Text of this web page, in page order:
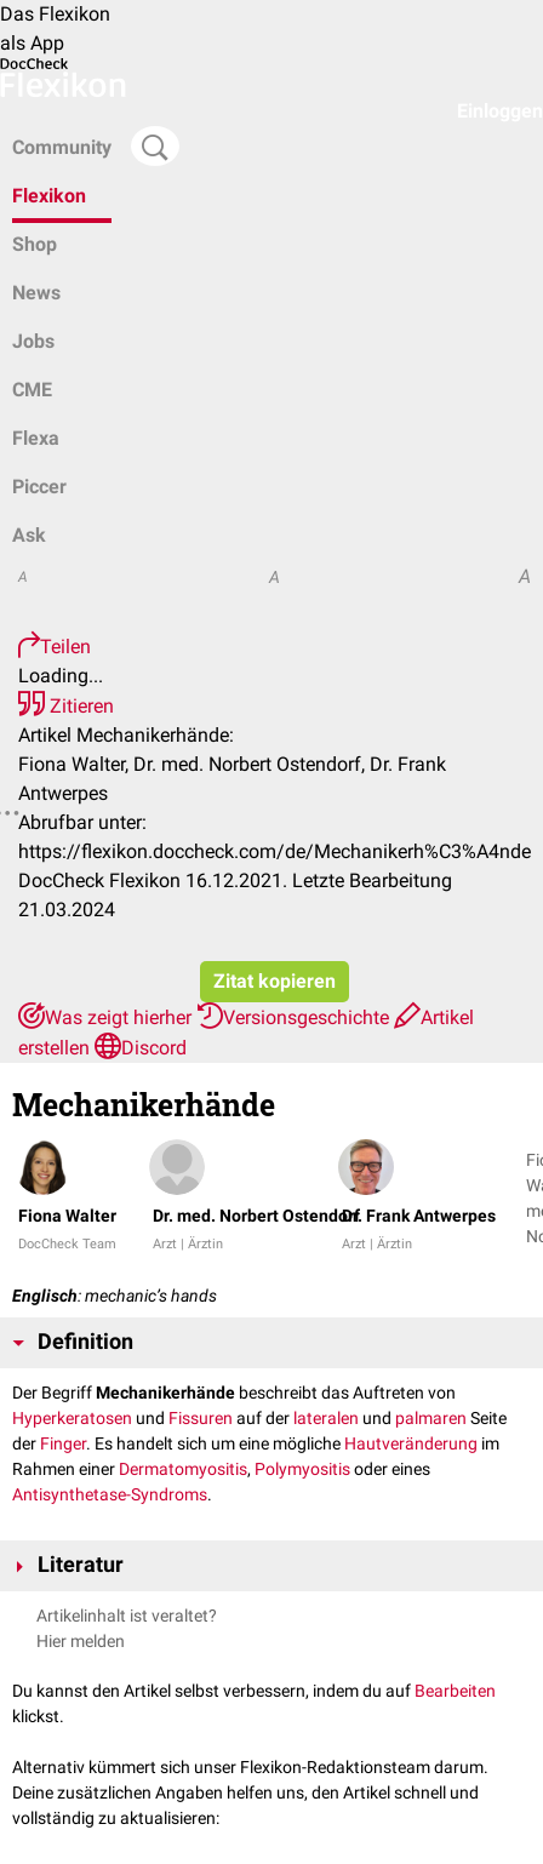
Das Flexikon
als App
Community
Flexikon
Shop
News
Jobs
CME
Flexa
Piccer
Ask
A A A
Teilen
Loading...
Zitieren
Artikel Mechanikerhände:
Fiona Walter, Dr. med. Norbert Ostendorf, Dr. Frank
Antwerpes
Abrufbar unter:
https://flexikon.doccheck.com/de/Mechanikerh%C3%A4nde
DocCheck Flexikon 16.12.2021. Letzte Bearbeitung
21.03.2024
Zitat kopieren
Was zeigt hierher
Versionsgeschichte
Artikel
erstellen
Discord
Mechanikerhände
Fiona Walter
DocCheck Team
Dr. med. Norbert Ostendorf
Arzt | Ärztin
Dr. Frank Antwerpes
Arzt | Ärztin
Englisch: mechanic’s hands
Definition
Der BegriffMechanikerhände beschreibt das Auftreten von
Hyperkeratosen und Fissuren auf der lateralen und palmaren Seite
der Finger. Es handelt sich um eine mögliche Hautveränderung im
Rahmen einer Dermatomyositis, Polymyositisoder eines
Antisynthetase-Syndroms.
Literatur
SpringerLink - Mögliche Hautläsionen bei Dermatomyositis
abgerufen am 15.12.2021
idiopathischen entzündlichen Muskelerkrankungen
, Akt
Rheumatol, 2021
Artikelinhalt ist veraltet?
Hier melden
Du kannst den Artikel selbst verbessern, indem du auf Bearbeiten
klickst.
Alternativ kümmert sich unser Flexikon-Redaktionsteam darum.
Deine zusätzlichen Angaben helfen uns, den Artikel schnell und
vollständig zu aktualisieren: